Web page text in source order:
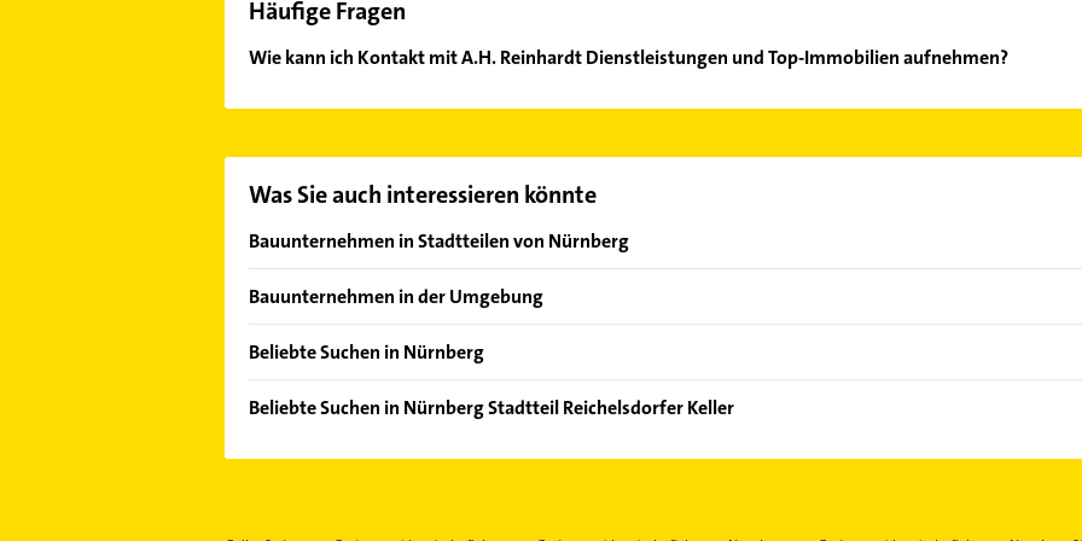
Häufige Fragen
Wie kann ich Kontakt mit A.H. Reinhardt Dienstleistungen und Top-Immobilien aufnehmen?
Was Sie auch interessieren könnte
Bauunternehmen in Stadtteilen von Nürnberg
Altenfurt
Gärten h d Veste
Gebersdorf
Gibitzenhof
Bauunternehmen in der Umgebung
Schwabach
Wendelstein
Beliebte Suchen in Nürnberg
Schreiner
Gebäudereinigung
Beliebte Suchen in Nürnberg Stadtteil Reichelsdorfer Keller